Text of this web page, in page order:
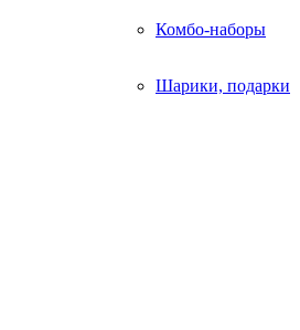
Комбо-наборы
Шарики, подарки